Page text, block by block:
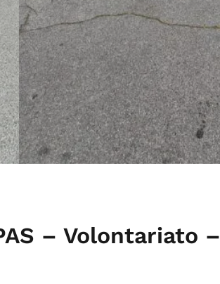
– Volontariato –